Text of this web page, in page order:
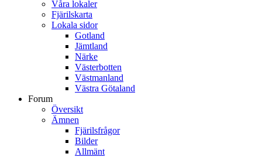
Våra lokaler
Fjärilskarta
Lokala sidor
Gotland
Jämtland
Närke
Västerbotten
Västmanland
Västra Götaland
Forum
Översikt
Ämnen
Fjärilsfrågor
Bilder
Allmänt